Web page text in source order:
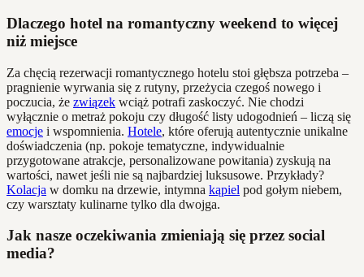
Dlaczego hotel na romantyczny weekend to więcej
niż miejsce
Za chęcią rezerwacji romantycznego hotelu stoi głębsza potrzeba –
pragnienie wyrwania się z rutyny, przeżycia czegoś nowego i
poczucia, że związek wciąż potrafi zaskoczyć. Nie chodzi
wyłącznie o metraż pokoju czy długość listy udogodnień – liczą się
emocje i wspomnienia. Hotele, które oferują autentycznie unikalne
doświadczenia (np. pokoje tematyczne, indywidualnie
przygotowane atrakcje, personalizowane powitania) zyskują na
wartości, nawet jeśli nie są najbardziej luksusowe. Przykłady?
Kolacja w domku na drzewie, intymna kąpiel pod gołym niebem,
czy warsztaty kulinarne tylko dla dwojga.
Jak nasze oczekiwania zmieniają się przez social
media?